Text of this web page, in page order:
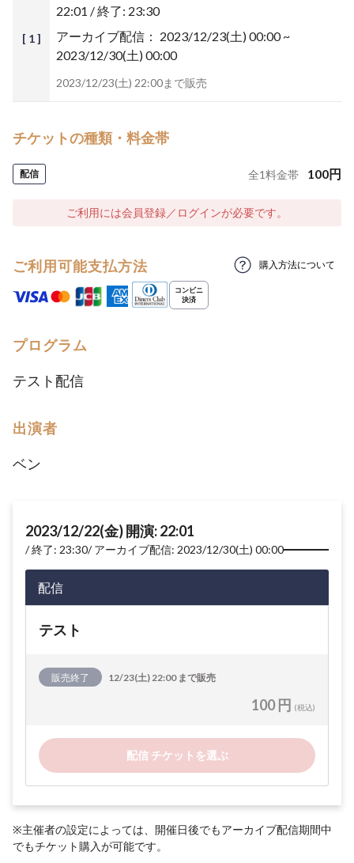
[ 1 ]
22:01 / 終了: 23:30
アーカイブ配信： 2023/12/23(土) 00:00 ~
2023/12/30(土) 00:00
2023/12/23(土) 22:00まで販売
チケットの種類・料金帯
配信 全1料金帯 100円
ご利用には会員登録／ログインが必要です。
ご利用可能支払方法 購入方法について
プログラム
テスト配信
出演者
ベン
2023/12/22(金) 開演: 22:01
終了: 23:30 アーカイブ配信: 2023/12/30(土) 00:00
配信
テスト
販売終了 12/23(土) 22:00 まで販売
100 円 (税込)
配信 チケットを選ぶ
※主催者の設定によっては、開催日後でもアーカイブ配信期間中
でもチケット購入が可能です。